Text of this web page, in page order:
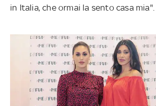
in Italia, che ormai la sento casa mia".